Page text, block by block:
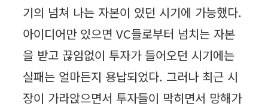
기의 넘쳐 나는 자본이 있던 시기에 가능했다.
아이디어만 있으면 VC들로부터 넘치는 자본
을 받고 끊임없이 투자가 들어오던 시기에는
실패는 얼마든지 용납되었다. 그러나 최근 시
장이 가라앉으면서 투자들이 막히면서 망해가